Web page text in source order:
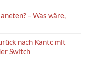
– Was wäre,
nach Kanto mit
Switch